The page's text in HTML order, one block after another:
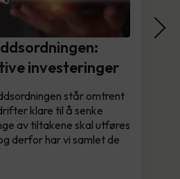
investeringer
står omtrent
klare til å senke
av tiltakene skal utføres
derfor har vi samlet de